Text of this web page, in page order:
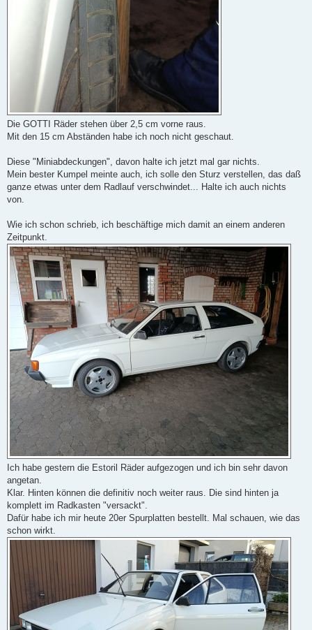
Die GOTTI Räder stehen über 2,5 cm vorne raus.
Mit den 15 cm Abständen habe ich noch nicht geschaut.
Diese "Miniabdeckungen", davon halte ich jetzt mal gar nichts.
Mein bester Kumpel meinte auch, ich solle den Sturz verstellen, das daß
ganze etwas unter dem Radlauf verschwindet... Halte ich auch nichts
von.
Wie ich schon schrieb, ich beschäftige mich damit an einem anderen
Zeitpunkt.
Ich habe gestern die Estoril Räder aufgezogen und ich bin sehr davon
angetan.
Klar. Hinten können die definitiv noch weiter raus. Die sind hinten ja
komplett im Radkasten "versackt".
Dafür habe ich mir heute 20er Spurplatten bestellt. Mal schauen, wie das
schon wirkt.